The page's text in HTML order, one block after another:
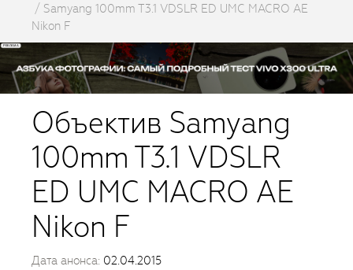
Samyang 100mm T3.1 VDSLR ED UMC MACRO AE
Nikon F
Объектив Samyang
100mm T3.1 VDSLR
ED UMC MACRO AE
Nikon F
Дата анонса: 02.04.2015